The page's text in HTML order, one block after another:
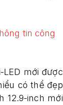
LED mới được
có thể đẹp
12.9-inch mới